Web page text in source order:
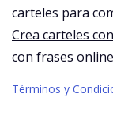
carteles para
Crea carteles
con frases
Términos y